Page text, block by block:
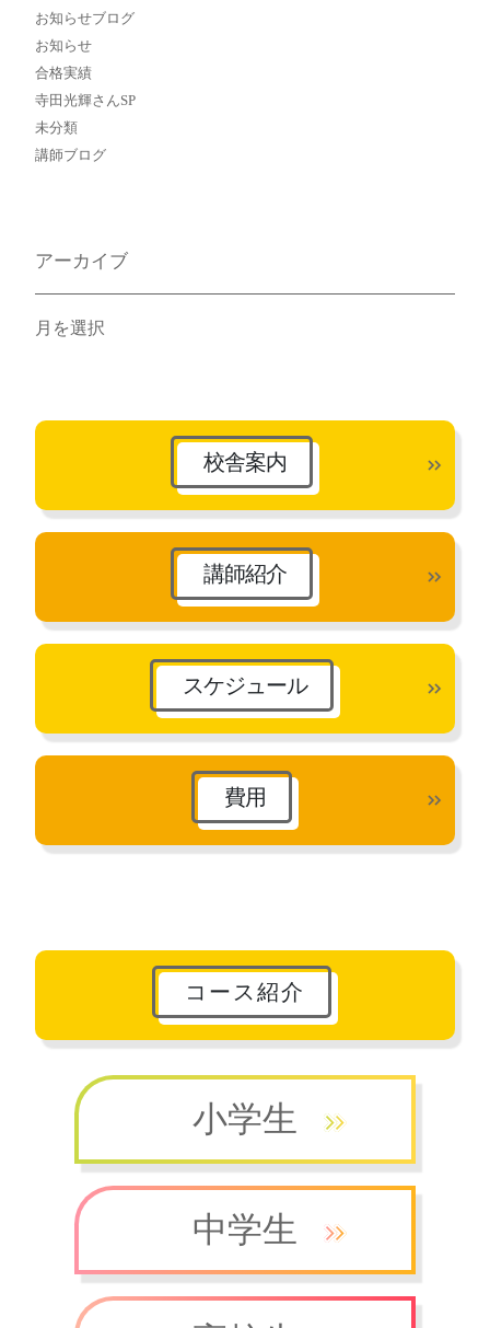
お知らせブログ
お知らせ
合格実績
寺田光輝さんSP
未分類
講師ブログ
アーカイブ
ア
ブ
校舎案内
講師紹介
スケジュール
費用
コース紹介
小学生
中学生